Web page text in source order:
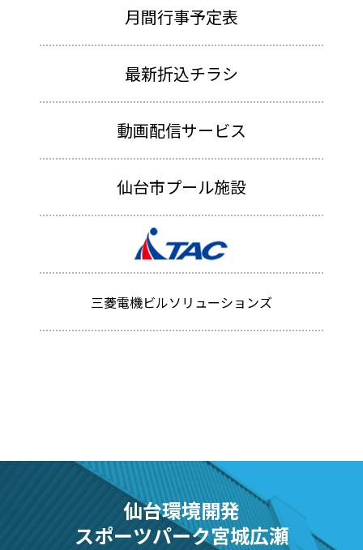
月間行事予定表
最新折込チラシ
動画配信サービス
仙台市プール施設
三菱電機ビルソリューションズ
仙台環境開発
スポーツパーク宮城広瀬